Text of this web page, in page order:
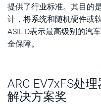
提供了行业标准。其目的
计，将系统和随机硬件或
ASIL D表示最高级别的汽
全保障。
ARC EV7xFS处
解决方案奖